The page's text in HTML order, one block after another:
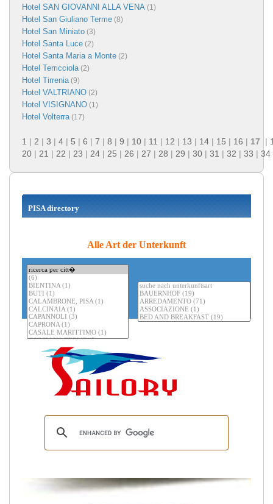
Hotel SAN GIOVANNI ALLA VENA (1)
Hotel San Giuliano Terme (8)
Hotel San Miniato (3)
Hotel Santa Luce (2)
Hotel Santa Maria a Monte (2)
Hotel Terricciola(2)
Hotel Tirrenia(9)
Hotel VALTRIANO (2)
Hotel VISIGNANO (1)
Hotel Volterra(17)
1 | 2 | 3 | 4 | 5 | 6 | 7 | 8 | 9 | 10 | 11 | 12 | 13 | 14 | 15 | 16 | 17 |
20 | 21 | 22 | 23 | 24 | 25 | 26 | 27 | 28 | 29 | 30 | 31 | 32 | 33 | 34
PISA directory
Alle Art der Unterkunft